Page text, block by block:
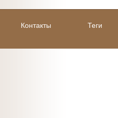
Контакты Теги